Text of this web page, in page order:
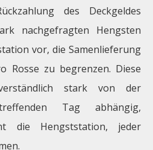
des Deckgeldes
nachgefragten Hengsten
vor, die Samenlieferung
Rosse zu begrenzen. Diese
stark von der
Tag abhängig,
die Hengststation, jeder